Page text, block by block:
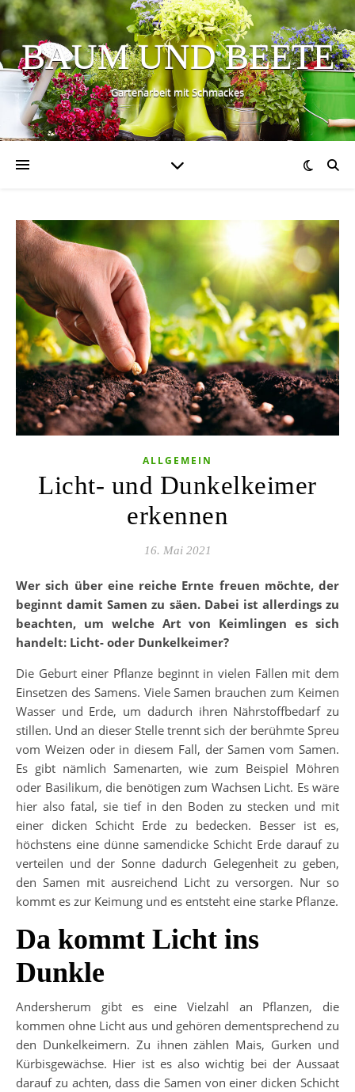
BAUM UND BEETE
Gartenarbeit mit Schmackes
ALLGEMEIN
Licht- und Dunkelkeimer
erkennen
16. Mai 2021
Wer sich über eine reiche Ernte freuen möchte, der
beginnt damit Samen zu säen. Dabei ist allerdings zu
beachten, um welche Art von Keimlingen es sich
handelt: Licht- oder Dunkelkeimer?
Die Geburt einer Pflanze beginnt in vielen Fällen mit dem
Einsetzen des Samens. Viele Samen brauchen zum Keimen
Wasser und Erde, um dadurch ihren Nährstoffbedarf zu
stillen. Und an dieser Stelle trennt sich der berühmte Spreu
vom Weizen oder in diesem Fall, der Samen vom Samen.
Es gibt nämlich Samenarten, wie zum Beispiel Möhren
oder Basilikum, die benötigen zum Wachsen Licht. Es wäre
hier also fatal, sie tief in den Boden zu stecken und mit
einer dicken Schicht Erde zu bedecken. Besser ist es,
höchstens eine dünne samendicke Schicht Erde darauf zu
verteilen und der Sonne dadurch Gelegenheit zu geben,
den Samen mit ausreichend Licht zu versorgen. Nur so
kommt es zur Keimung und es entsteht eine starke Pflanze.
Da kommt Licht ins
Dunkle
Andersherum gibt es eine Vielzahl an Pflanzen, die
kommen ohne Licht aus und gehören dementsprechend zu
den Dunkelkeimern. Zu ihnen zählen Mais, Gurken und
Kürbisgewächse. Hier ist es also wichtig bei der Aussaat
darauf zu achten, dass die Samen von einer dicken Schicht